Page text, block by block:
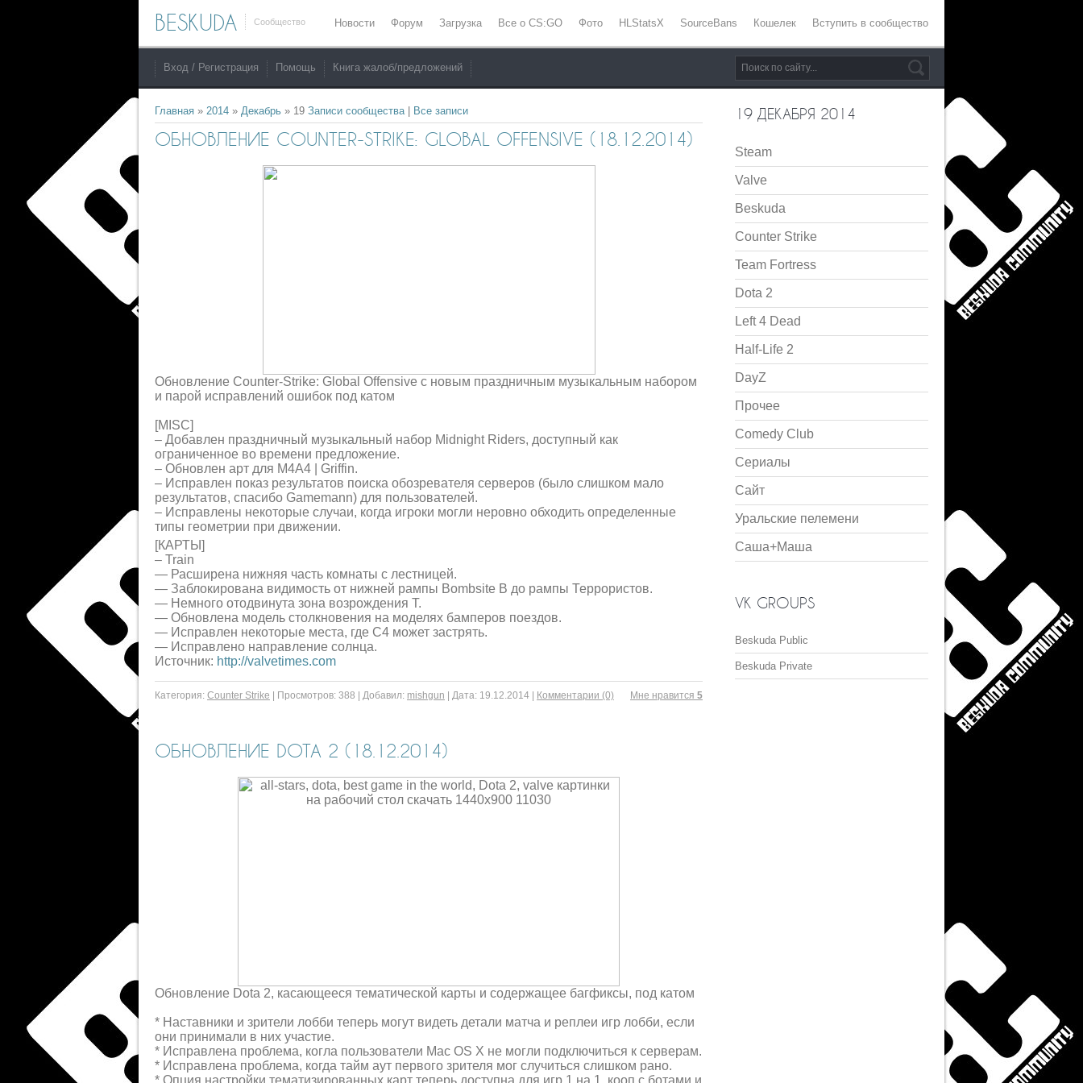
BESKUDA Сообщество Новости Форум Загрузка Все о CS:GO Фото HLStatsX SourceBans Кошелек Вступить в сообщество
Вход / Регистрация Помощь Книга жалоб/предложений
Главная » 2014 » Декабрь » 19 Записи сообщества| Все записи
ОБНОВЛЕНИЕ COUNTER-STRIKE: GLOBAL OFFENSIVE (18.12.2014)
Обновление Counter-Strike: Global Offensive с новым праздничным музыкальным набором
и парой исправлений ошибок под катом
[MISC]
– Добавлен праздничный музыкальный набор Midnight Riders, доступный как
ограниченное во времени предложение.
– Обновлен арт для M4A4 | Griffin.
– Исправлен показ результатов поиска обозревателя серверов (было слишком мало
результатов, спасибо Gamemann) для пользователей.
– Исправлены некоторые случаи, когда игроки могли неровно обходить определенные
типы геометрии при движении.
[КАРТЫ]
– Train
— Расширена нижняя часть комнаты с лестницей.
— Заблокирована видимость от нижней рампы Bombsite B до рампы Террористов.
— Немного отодвинута зона возрождения T.
— Обновлена модель столкновения на моделях бамперов поездов.
— Исправлен некоторые места, где C4 может застрять.
— Исправлено направление солнца.
Источник: http://valvetimes.com
Mне нравится 5
Категория: Counter Strike Просмотров: 388 Добавил: mishgun Дата: 19.12.2014 Комментарии (0)
ОБНОВЛЕНИЕ DOTA 2 (18.12.2014)
Обновление Dota 2, касающееся тематической карты и содержащее багфиксы, под катом
* Наставники и зрители лобби теперь могут видеть детали матча и реплеи игр лобби, если
они принимали в них участие.
* Исправлена проблема, когла пользователи Mac OS X не могли подключиться к серверам.
* Исправлена проблема, когда тайм аут первого зрителя мог случиться слишком рано.
* Опция настройки тематизированных карт теперь доступна для игр 1 на 1, кооп с ботами и
19 ДЕКАБРЯ 2014
Steam
Valve
Beskuda
Counter Strike
Team Fortress
Dota 2
Left 4 Dead
Half-Life 2
DayZ
Прочее
Comedy Club
Сериалы
Сайт
Уральские пелемени
Саша+Маша
VK GROUPS
Beskuda Public
Beskuda Private